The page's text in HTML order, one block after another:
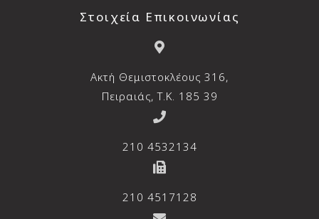
Στοιχεία Επικοινωνίας
Aκτή Θεμιστοκλέους 316,
Πειραιάς, T.K. 185 39
210 4532134
210 4517128